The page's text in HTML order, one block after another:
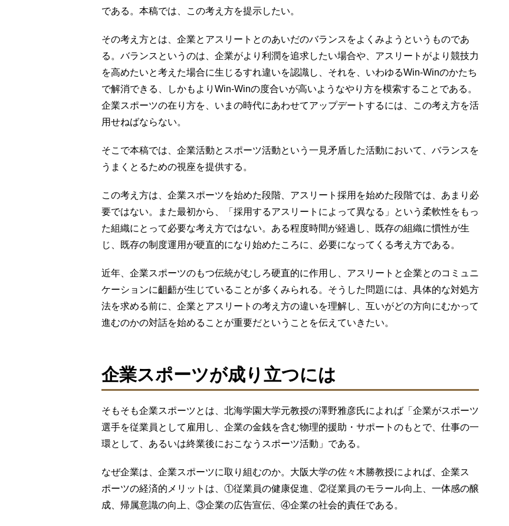
である。本稿では、この考え方を提示したい。
その考え方とは、企業とアスリートとのあいだのバランスをよくみようというものであ
る。バランスというのは、企業がより利潤を追求したい場合や、アスリートがより競技力
を高めたいと考えた場合に生じるすれ違いを認識し、それを、いわゆるWin-Winのかたち
で解消できる、しかもよりWin-Winの度合いが高いようなやり方を模索することである。
企業スポーツの在り方を、いまの時代にあわせてアップデートするには、この考え方を活
用せねばならない。
そこで本稿では、企業活動とスポーツ活動という一見矛盾した活動において、バランスを
うまくとるための視座を提供する。
この考え方は、企業スポーツを始めた段階、アスリート採用を始めた段階では、あまり必
要ではない。また最初から、「採用するアスリートによって異なる」という柔軟性をもっ
た組織にとって必要な考え方ではない。ある程度時間が経過し、既存の組織に慣性が生
じ、既存の制度運用が硬直的になり始めたころに、必要になってくる考え方である。
近年、企業スポーツのもつ伝統がむしろ硬直的に作用し、アスリートと企業とのコミュニ
ケーションに齟齬が生じていることが多くみられる。そうした問題には、具体的な対処方
法を求める前に、企業とアスリートの考え方の違いを理解し、互いがどの方向にむかって
進むのかの対話を始めることが重要だということを伝えていきたい。
企業スポーツが成り立つには
そもそも企業スポーツとは、北海学園大学元教授の澤野雅彦氏によれば「企業がスポーツ
選手を従業員として雇用し、企業の金銭を含む物理的援助・サポートのもとで、仕事の一
環として、あるいは終業後におこなうスポーツ活動」である。
なぜ企業は、企業スポーツに取り組むのか。大阪大学の佐々木勝教授によれば、企業ス
ポーツの経済的メリットは、①従業員の健康促進、②従業員のモラール向上、一体感の醸
成、帰属意識の向上、③企業の広告宣伝、④企業の社会的責任である。